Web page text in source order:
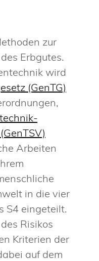
zur
Erbgutes.
wird
(GenTG)
Arbeiten
in die vier
S4 eingeteilt.
Risikos
Kriterien der
auf dem